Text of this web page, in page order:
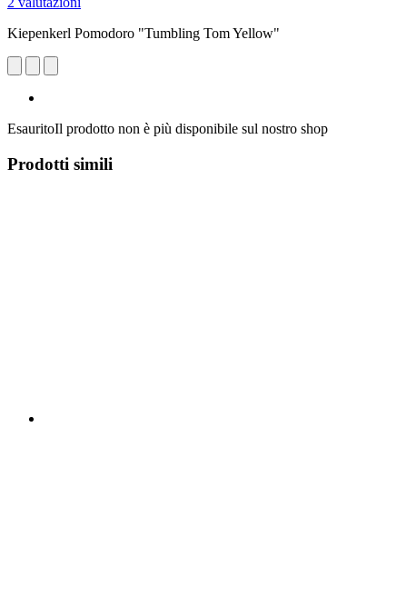
Kiepenkerl Pomodoro "Tumbling Tom Yellow"
EsauritoIl prodotto non è più disponibile sul nostro shop
Prodotti simili